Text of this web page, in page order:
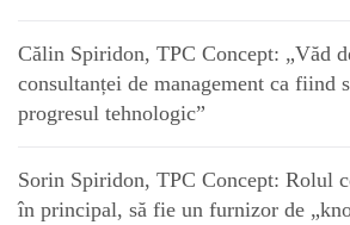
Călin Spiridon, TPC Concept: „Văd
consultanței de management ca fiind
progresul tehnologic”
Sorin Spiridon, TPC Concept: Rolul
în principal, să fie un furnizor de